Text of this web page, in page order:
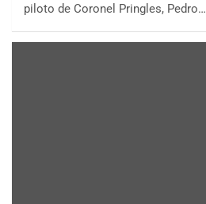
piloto de Coronel Pringles, Pedro…